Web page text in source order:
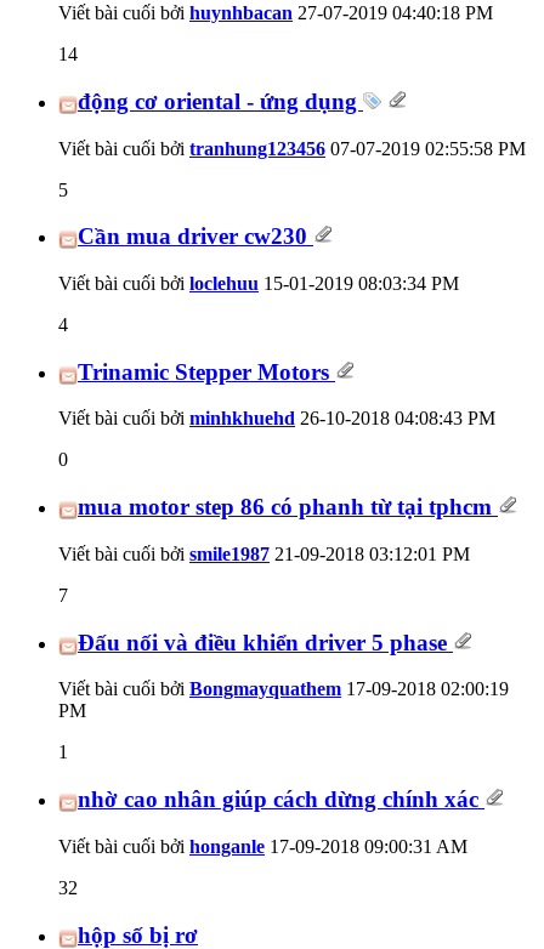
Viết bài cuối bởi huynhbacan 27-07-2019 04:40:18 PM
14
động cơ oriental - ứng dụng
Viết bài cuối bởi tranhung123456 07-07-2019 02:55:58 PM
5
Cần mua driver cw230
Viết bài cuối bởi loclehuu 15-01-2019 08:03:34 PM
4
Trinamic Stepper Motors
Viết bài cuối bởi minhkhuehd 26-10-2018 04:08:43 PM
0
mua motor step 86 có phanh từ tại tphcm
Viết bài cuối bởi smile1987 21-09-2018 03:12:01 PM
7
Đấu nối và điều khiển driver 5 phase
Viết bài cuối bởi Bongmayquathem 17-09-2018 02:00:19
PM
1
nhờ cao nhân giúp cách dừng chính xác
Viết bài cuối bởi honganle 17-09-2018 09:00:31 AM
32
hộp số bị rơ